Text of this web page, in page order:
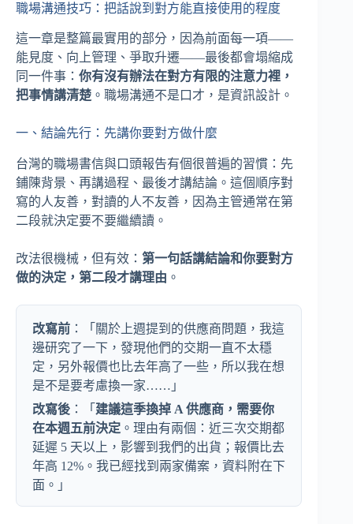
職場溝通技巧：把話說到對方能直接使用的程度
這一章是整篇最實用的部分，因為前面每一項——
能見度、向上管理、爭取升遷——最後都會塌縮成
同一件事： 你有沒有辦法在對方有限的注意力裡，
把事情講清楚 。職場溝通不是口才，是資訊設計。
一、結論先行：先講你要對方做什麼
台灣的職場書信與口頭報告有個很普遍的習慣：先
鋪陳背景、再講過程、最後才講結論。這個順序對
寫的人友善，對讀的人不友善，因為主管通常在第
二段就決定要不要繼續讀。
改法很機械，但有效： 第一句話講結論和你要對方
做的決定，第二段才講理由 。
改寫前 ：「關於上週提到的供應商問題，我這
邊研究了一下，發現他們的交期一直不太穩
定，另外報價也比去年高了一些，所以我在想
是不是要考慮換一家……」
改寫後 ：「 建議這季換掉 A 供應商，需要你
在本週五前決定 。理由有兩個：近三次交期都
延遲 5 天以上，影響到我們的出貨；報價比去
年高 12%。我已經找到兩家備案，資料附在下
面。」